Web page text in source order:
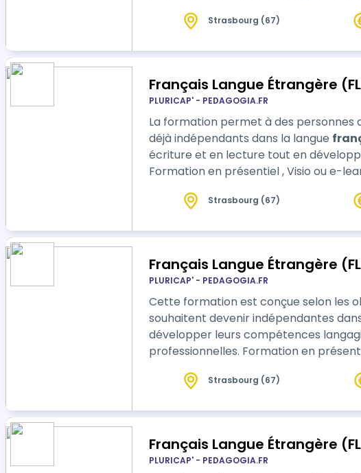
Strasbourg (67)
Français Langue Étrangère
PLURICAP' - PEDAGOGIA.FR
La formation permet à des personnes
déjà indépendants dans la langue
écriture et en lecture tout en
Formation en présentiel , Visio ou e-
Strasbourg (67)
Français Langue Étrangère
PLURICAP' - PEDAGOGIA.FR
Cette formation est conçue selon les
souhaitent devenir indépendantes
développer leurs compétences
professionnelles. Formation en présentiel , Visio ou e-learning avec tutorat, on
Strasbourg (67)
Français Langue Étrangère
PLURICAP' - PEDAGOGIA.FR